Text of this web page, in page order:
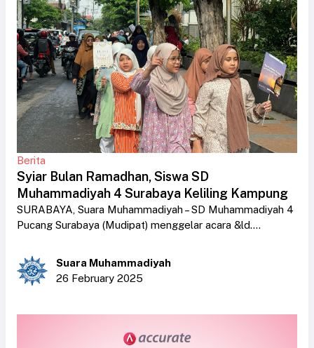
Berita
Syiar Bulan Ramadhan, Siswa SD
Muhammadiyah 4 Surabaya Keliling Kampung
SURABAYA, Suara Muhammadiyah – SD Muhammadiyah 4
Pucang Surabaya (Mudipat) menggelar acara &ld....
Suara Muhammadiyah
26 February 2025